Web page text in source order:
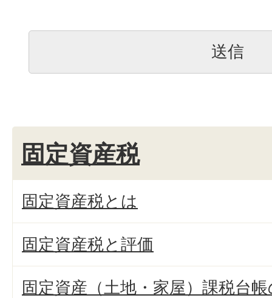
固定資産税
固定資産税とは
固定資産税と評価
固定資産（土地・家屋）課税台